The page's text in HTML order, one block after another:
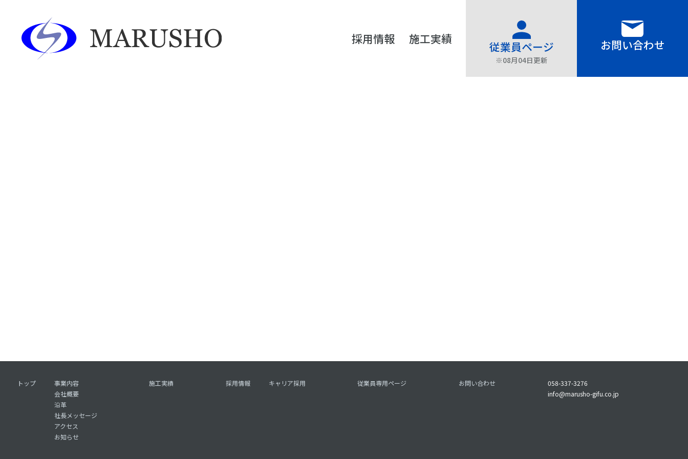
採用情報 施工実績
従業員ページ
※08月04日更新
お問い合わせ
トップ
事業内容
会社概要
沿革
社長メッセージ
アクセス
お知らせ
施工実績 採用情報 キャリア採用 従業員専用ページ お問い合わせ
058-337-3276
info@marusho-gifu.co.jp